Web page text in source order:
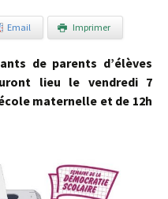
Email Imprimer
de parents d’élèves
lieu le vendredi 7
maternelle et de 12h